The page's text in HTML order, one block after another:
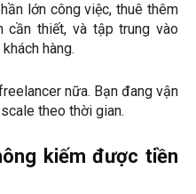
lớn công việc, thuê thêm
cần thiết, và tập trung vào
hàng.
nữa. Bạn đang vận
theo thời gian.
kiếm được tiền